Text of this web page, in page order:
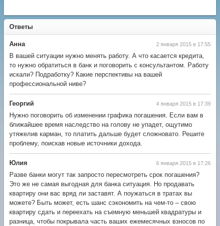
Ответы
2 января 2015 в 17:55
Анна
В вашей ситуации нужно менять работу. А что касается кредита,
то нужно обратиться в банк и поговорить с консультантом. Работу
искали? Подработку? Какие перспективы на вашей
профессиональной ниве?
4 января 2015 в 17:39
Георгий
Нужно поговорить об изменении графика погашения. Если вам в
ближайшее время наследство на голову не упадет, ощутимо
утяжелив карман, то платить дальше будет сложновато. Решите
проблему, поискав новые источники дохода.
6 января 2015 в 17:26
Юлия
Разве банки могут так запросто пересмотреть срок погашения?
Это же не самая выгодная для банка ситуация. Но продавать
квартиру они вас вряд ли заставят. А поужаться в тратах вы
можете? Быть может, есть шанс сэкономить на чем-то – свою
квартиру сдать и переехать на съемную меньшей квадратуры и
разница, чтобы покрывала часть ваших ежемесячных взносов по